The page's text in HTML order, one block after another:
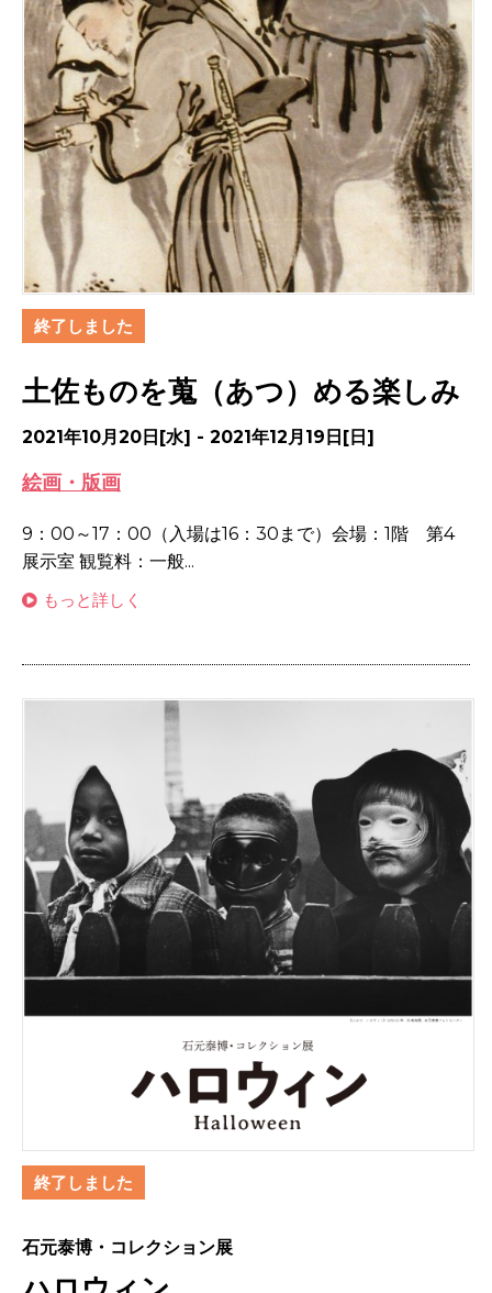
終了しました
土佐ものを蒐（あつ）める楽しみ
2021年10月20日[水] - 2021年12月19日[日]
絵画・版画
9：00～17：00（入場は16：30まで）会場：1階 第4
展示室 観覧料：一般...
もっと詳しく
終了しました
石元泰博・コレクション展